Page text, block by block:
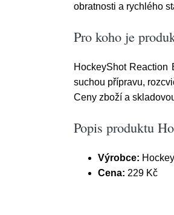
obratnosti a rychlého
Pro koho je
HockeyShot Reaction
suchou přípravu,
Ceny zboží a
Popis produktu
Výrobce:
Cena: 229 Kč